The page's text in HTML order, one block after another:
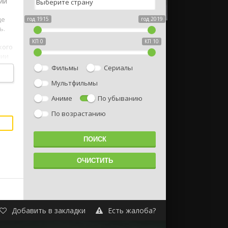
год 1915 год 2019
КП 0 КП 10
Фильмы
Сериалы
Мультфильмы
Аниме
По убыванию
По возрастанию
Добавить в закладки Есть жалоба?